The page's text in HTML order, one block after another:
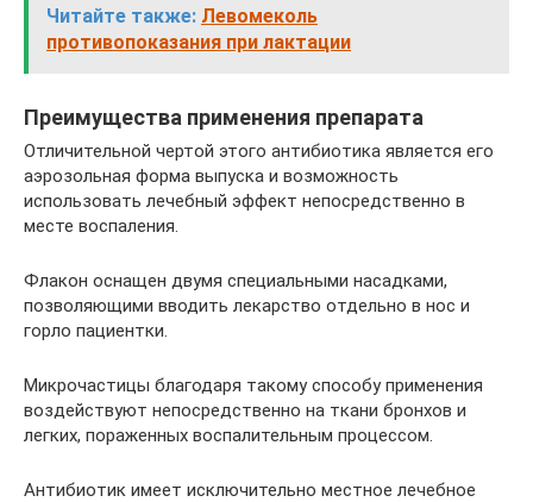
Читайте также: Левомеколь
противопоказания при лактации
Преимущества применения препарата
Отличительной чертой этого антибиотика является его
аэрозольная форма выпуска и возможность
использовать лечебный эффект непосредственно в
месте воспаления.
Флакон оснащен двумя специальными насадками,
позволяющими вводить лекарство отдельно в нос и
горло пациентки.
Микрочастицы благодаря такому способу применения
воздействуют непосредственно на ткани бронхов и
легких, пораженных воспалительным процессом.
Антибиотик имеет исключительно местное лечебное